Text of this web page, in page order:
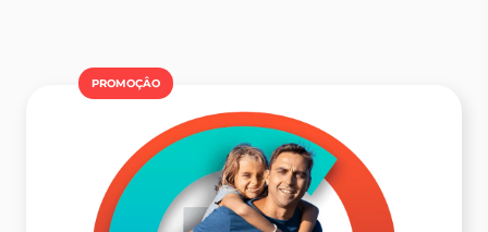
PROMOÇÂO